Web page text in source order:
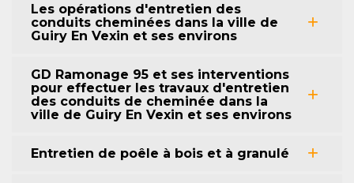
Les opérations d'entretien des
conduits cheminées dans la ville de
Guiry En Vexin et ses environs
GD Ramonage 95 et ses interventions
pour effectuer les travaux d'entretien
des conduits de cheminée dans la
ville de Guiry En Vexin et ses environs
Entretien de poêle à bois et à granulé